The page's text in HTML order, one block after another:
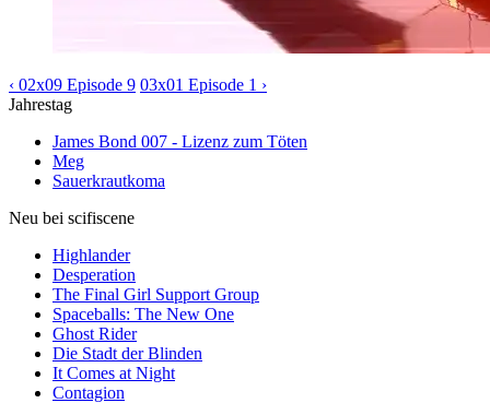
‹ 02x09 Episode 9 03x01 Episode 1 ›
Jahrestag
James Bond 007 - Lizenz zum Töten
Meg
Sauerkrautkoma
Neu bei scifiscene
Highlander
Desperation
The Final Girl Support Group
Spaceballs: The New One
Ghost Rider
Die Stadt der Blinden
It Comes at Night
Contagion